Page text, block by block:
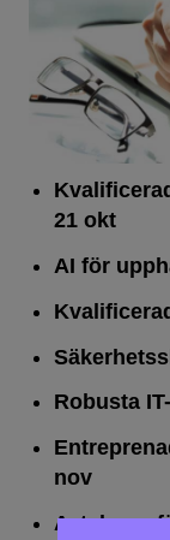
21 okt
AI för
Robusta
nov